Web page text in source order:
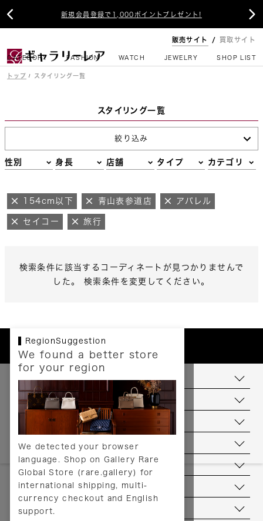
新規会員登録で1,000ポイントプレゼント!
 
販売サイト 買取サイト
CATEGORY FASHION WATCH JEWELRY SHOP LIST
トップ スタイリング一覧
スタイリング一覧
絞り込み
性別 身長 店舗 タイプ カテゴリ
154cm以下 青山表参道店 アパレル
セイコー 旅行
検索条件に該当するコーディネートが見つかりませんで
した。 検索条件を変更してください。
RegionSuggestion
We found a better store
for your region
We detected your browser
language. Shop on Gallery Rare
Global Store (rare.gallery) for
international shipping, multi-
currency checkout and English
support.
お支払いについて
配送について
送料について
返品について
ヘルプ
お問い合わせ